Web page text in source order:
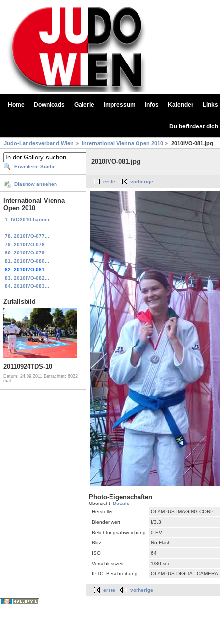
Home Downloads Galerie Impressum Infos Kalender Links
Du befindest
Judo-Landesverband Wien International Vienna Open 2010 2010IVO-081.jpg
Erweiterte Suche
Diashow ansehen
International Vienna
Open 2010
1. IVO2010-banner
78. 2010IVO-077...
79. 2010IVO-078...
80. 2010IVO-079...
81. 2010IVO-080...
82. 2010IVO-081...
83. 2010IVO-082...
84. 2010IVO-083...
Zufallsbild
20110924TDS-10
Datum: 24.09.2011 Betrachtet: 6022
mal
2010IVO-081.jpg
erste vorherige
Photo-Eigenschaften
Übersicht Details
Hersteller
OLYMPUS IMAGING CORP.
Blendenwert
f/3,3
Belichtungsabweichung
0 EV
Blitz
No Flash
ISO
64
Verschlusszeit
1/30 sec
IPTC: Beschreibung
OLYMPUS DIGITAL CAMERA
erste vorherige